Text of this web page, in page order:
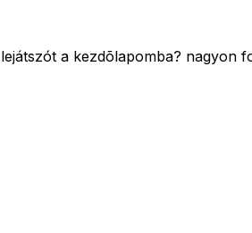
a kezdõlapomba? nagyon